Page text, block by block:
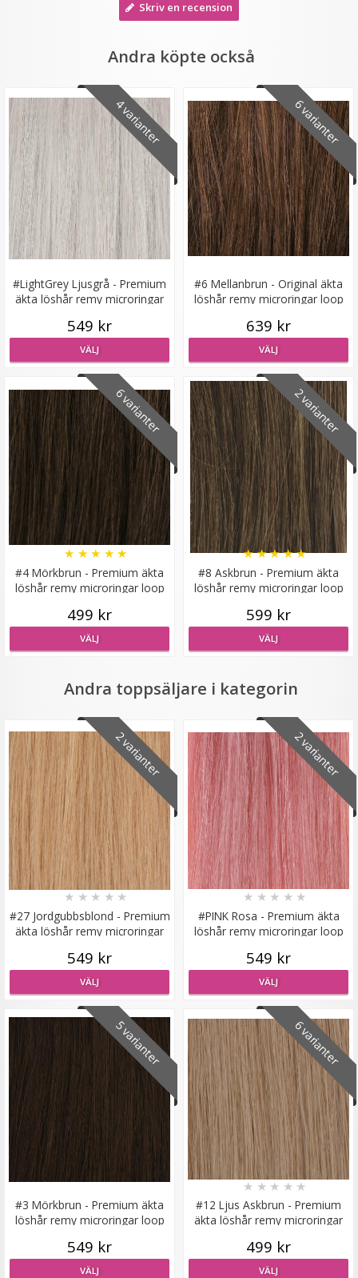
Hårklämma rosett - Blå
★★ ★ ★★
19 kr
LÄGG I VARUKORG
Diadem flätat - Vinröd
#6 Mellanbrun - Original äkta löshår remy nagelslingor
★★ ★★
Hårklämma rosett - Rosa
★★ ★★
59 kr
Skriv en recension
Andra köpte också
4 varianter
#LightGrey Ljusgrå - Premium
äkta löshår remy microringar
549 kr
VÄLJ
6 varianter
#6 Mellanbrun - Original äkta
löshår remy microringar loop
639 kr
VÄLJ
6 varianter
#4 Mörkbrun - Premium äkta
löshår remy microringar loop
★ ★ ★ ★ ★
499 kr
VÄLJ
2 varianter
#8 Askbrun - Premium äkta
löshår remy microringar loop
★★★★★
599 kr
VÄLJ
Andra toppsäljare i kategorin
2 varianter
#27 Jordgubbsblond - Premium
äkta löshår remy microringar
★ ★ ★ ★ ★
549 kr
VÄLJ
2 varianter
#PINK Rosa - Premium äkta
löshår remy microringar loop
★ ★ ★ ★ ★
549 kr
VÄLJ
5 varianter
#3 Mörkbrun - Premium äkta
löshår remy microringar loop
549 kr
VÄLJ
6 varianter
#12 Ljus Askbrun - Premium
äkta löshår remy microringar
★ ★ ★ ★ ★
499 kr
VÄLJ